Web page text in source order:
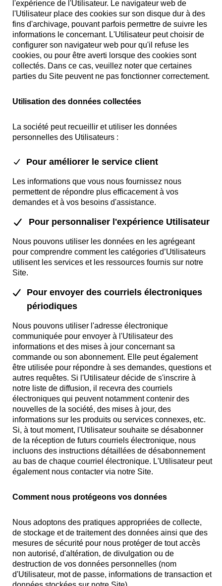
l'expérience de l'Utilisateur. Le navigateur web de
l'Utilisateur place des cookies sur son disque dur à des
fins d'archivage, pouvant parfois permettre de suivre les
informations le concernant. L'Utilisateur peut choisir de
configurer son navigateur web pour qu'il refuse les
cookies, ou pour être averti lorsque des cookies sont
collectés. Dans ce cas, veuillez noter que certaines
parties du Site peuvent ne pas fonctionner correctement.
Utilisation des données collectées
La société peut recueillir et utiliser les données
personnelles des Utilisateurs :
Pour améliorer le service client
Les informations que vous nous fournissez nous
permettent de répondre plus efficacement à vos
demandes et à vos besoins d'assistance.
Pour personnaliser l'expérience Utilisateur
Nous pouvons utiliser les données en les agrégeant
pour comprendre comment les catégories d’Utilisateurs
utilisent les services et les ressources fournis sur notre
Site.
Pour envoyer des courriels électroniques
périodiques
Nous pouvons utiliser l'adresse électronique
communiquée pour envoyer à l'Utilisateur des
informations et des mises à jour concernant sa
commande ou son abonnement. Elle peut également
être utilisée pour répondre à ses demandes, questions et
autres requêtes. Si l'Utilisateur décide de s'inscrire à
notre liste de diffusion, il recevra des courriels
électroniques qui peuvent notamment contenir des
nouvelles de la société, des mises à jour, des
informations sur les produits ou services connexes, etc.
Si, à tout moment, l'Utilisateur souhaite se désabonner
de la réception de futurs courriels électronique, nous
incluons des instructions détaillées de désabonnement
au bas de chaque courriel électronique. L'Utilisateur peut
également nous contacter via notre Site.
Comment nous protégeons vos données
Nous adoptons des pratiques appropriées de collecte,
de stockage et de traitement des données ainsi que des
mesures de sécurité pour nous protéger de tout accès
non autorisé, d'altération, de divulgation ou de
destruction de vos données personnelles (nom
d'Utilisateur, mot de passe, informations de transaction et